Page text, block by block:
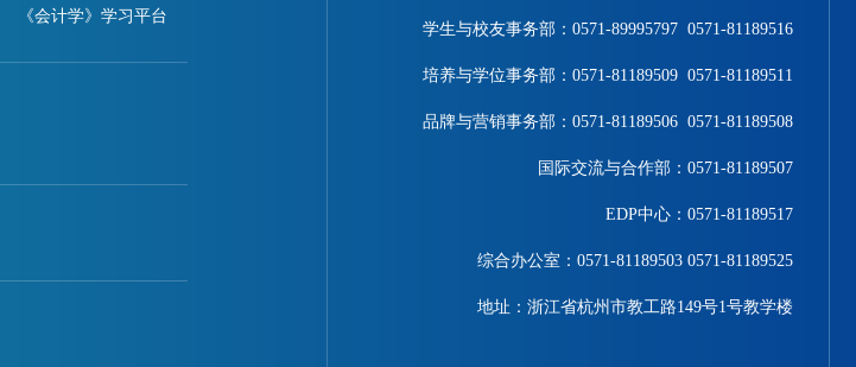
《会计学》学习平台
学生与校友事务部：0571-89995797 0571-81189516
培养与学位事务部：0571-81189509 0571-81189511
品牌与营销事务部： 0571-81189506 0571-81189508
国际交流与合作部：0571-81189507
EDP中心：0571-81189517
综合办公室 ： 0571-81189503 0571-81189525
地址：浙江省杭州市教工路149号1号教学楼